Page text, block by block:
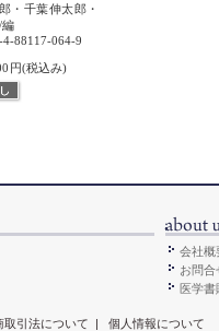
・千葉伸太郎・
4-88117-064-9
円(税込み)
会社概
お問合
医学
取引法について | 個人情報について